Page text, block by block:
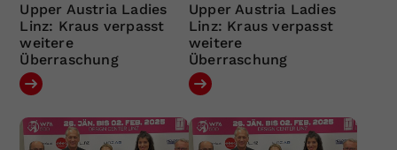
Upper Austria Ladies
Linz: Kraus verpasst
weitere
Überraschung
Upper Austria Ladies
Linz: Kraus verpasst
weitere
Überraschung